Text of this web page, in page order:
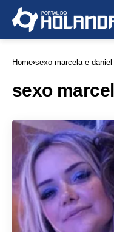
Home sexo marcela e daniel
sexo